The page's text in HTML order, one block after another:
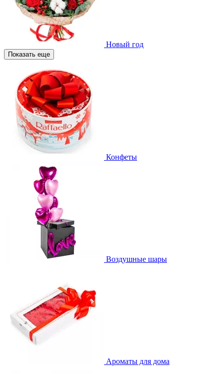
Новый год
Показать еще
Конфеты
Воздушные шары
Ароматы для дома